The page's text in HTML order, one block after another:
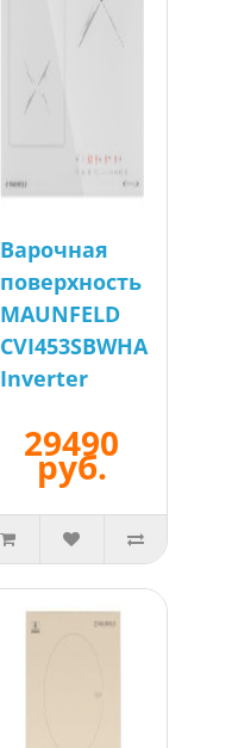
Варочная
поверхность
MAUNFELD
CVI453SBWHA
Inverter
29490
руб.